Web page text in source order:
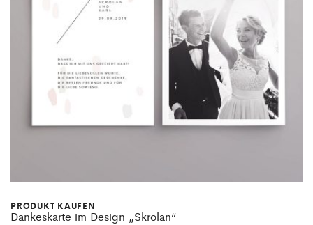
PRODUKT KAUFEN
Dankeskarte im Design „Skrolan“